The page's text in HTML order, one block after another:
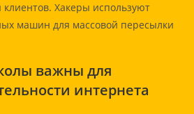
Хакеры используют
машин для массовой пересылки
важны для
интернета